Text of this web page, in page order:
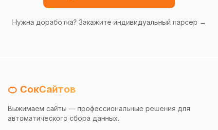
Нужна доработка? Закажите индивидуальный парсер →
🍊 СокСайтов
Выжимаем сайты — профессиональные решения для
автоматического сбора данных.